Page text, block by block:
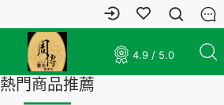
4.9 / 5.0
熱門商品推薦